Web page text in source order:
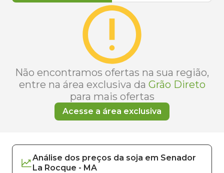
Não encontramos ofertas na sua região,
entre na área exclusiva da Grão Direto
para mais ofertas
Acesse a área exclusiva
Análise dos preços da soja em Senador
La Rocque - MA